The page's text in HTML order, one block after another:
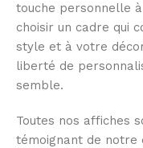
touche personnelle
choisir un cadre qui
style et à votre
liberté de
semble.
Toutes nos affiches
témoignant de notre